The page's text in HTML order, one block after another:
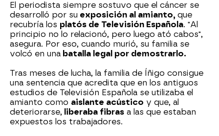
El periodista siempre sostuvo que el cáncer se
desarrolló por su exposición al amianto, que
recubría los platós de Televisión Española. "Al
principio no lo relacionó, pero luego ató cabos",
asegura. Por eso, cuando murió, su familia se
volcó en una batalla legal por demostrarlo.
Tras meses de lucha, la familia de Íñigo consigue
una sentencia que acredita que en los antiguos
estudios de Televisión Española se utilizaba el
amianto como aislante acústico y que, al
deteriorarse, liberaba fibras a las que estaban
expuestos los trabajadores.